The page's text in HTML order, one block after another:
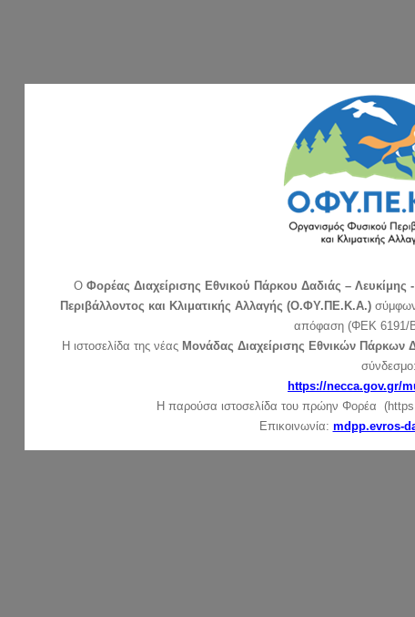
O Φορέας Διαχείρισης Εθνικού Πάρκου Δαδιάς – Λευκίμης
Περιβάλλοντος και Κλιματικής Αλλαγής (Ο.ΦΥ.ΠΕ.Κ.Α.)
απόφαση (ΦΕΚ 6191/
Η ιστοσελίδα της νέας Μονάδας Διαχείρισης Εθνικών Πάρκων
σύνδεσμο:
https://necca.gov.gr/
Η παρούσα ιστοσελίδα του πρώην Φορέα
Επικοινωνία: mdpp.evros-